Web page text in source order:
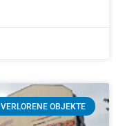
VERLORENE OBJEKTE